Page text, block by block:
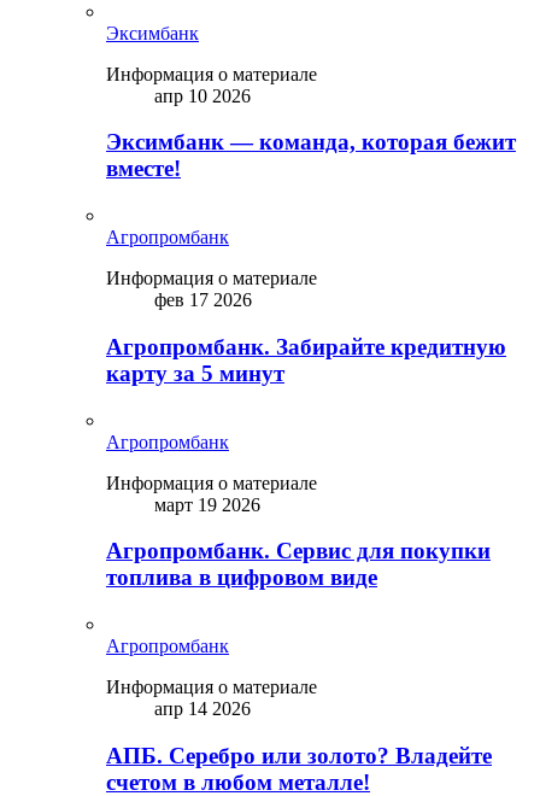
Эксимбанк
Информация о материале
апр 10 2026
Эксимбанк — команда, которая бежит
вместе!
Агропромбанк
Информация о материале
фев 17 2026
Агропромбанк. Забирайте кредитную
карту за 5 минут
Агропромбанк
Информация о материале
март 19 2026
Агропромбанк. Сервис для покупки
топлива в цифровом виде
Агропромбанк
Информация о материале
апр 14 2026
АПБ. Серебро или золото? Владейте
счетом в любом металле!